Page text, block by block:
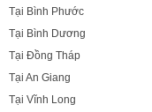
Tại Bình Phước
Tại Bình Dương
Tại Đồng Tháp
Tại An Giang
Tại Vĩnh Long